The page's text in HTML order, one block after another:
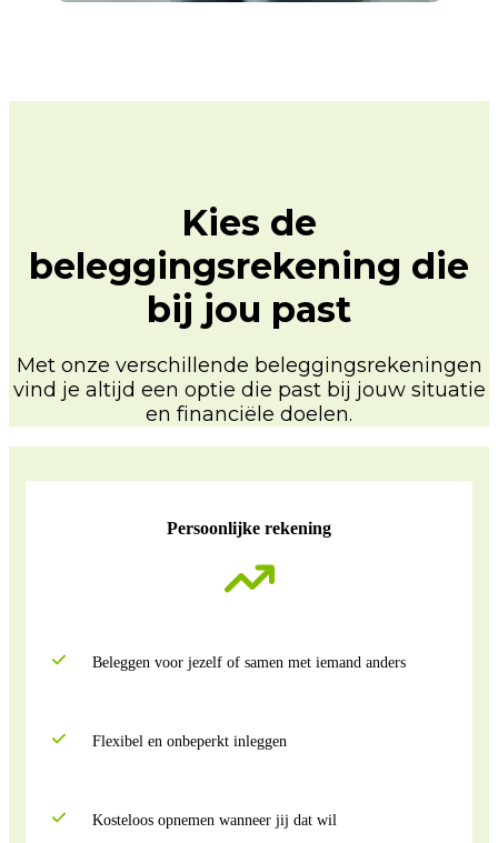
Kies de
beleggingsrekening die
bij jou past
Met onze verschillende beleggingsrekeningen
vind je altijd een optie die past bij jouw situatie
en financiële doelen.
Persoonlijke rekening
Beleggen voor jezelf of samen met iemand anders
Flexibel en onbeperkt inleggen
Kosteloos opnemen wanneer jij dat wil